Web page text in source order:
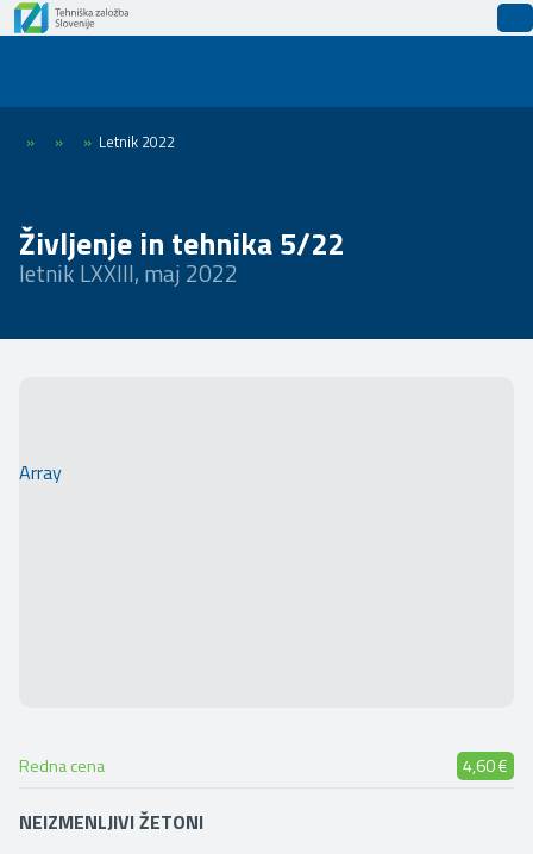
» » » Letnik 2022
Življenje in tehnika 5/22
letnik LXXIII, maj 2022
Array
Redna cena 4,60 €
NEIZMENLJIVI ŽETONI